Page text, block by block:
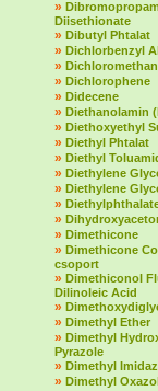
»
Diisethionate
» Dibutyl Phtalat
» Dichlorbenzyl
»
» Dichlorophene
» Didecene
» Diethanolamin
» Diethoxyethyl
» Diethyl Phtalat
» Diethyl
» Diethylene
» Diethylene
»
»
» Dimethicone
» Dimethicone
csoport
» Dimethiconol
Dilinoleic Acid
»
» Dimethyl Ether
» Dimethyl
Pyrazole
» Dimethyl
» Dimethyl